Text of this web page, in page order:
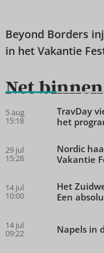
Beyond Borders
in het Vakantie
Net binnen
5 aug
15:18
TravDay
het
29 jul
15:28
Nordic
Vakantie
14 jul
10:00
Het
Een
14 jul
09:22 Napels in